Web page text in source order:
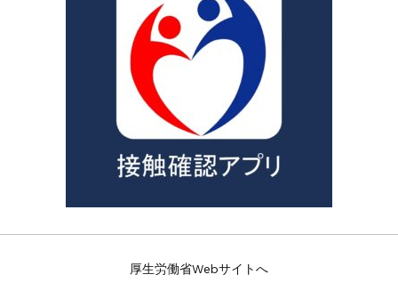
厚生労働省Webサイトへ